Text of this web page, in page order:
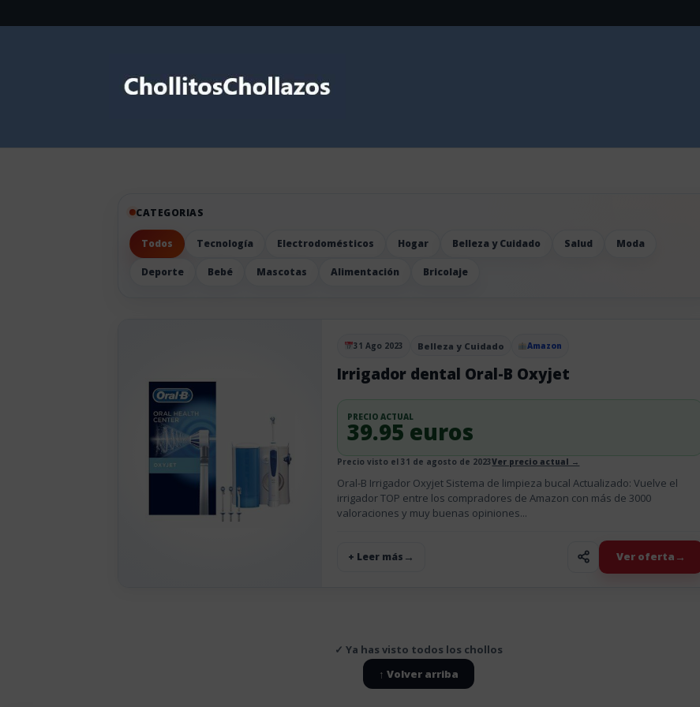
CATEGORIAS
Todos Tecnología Electrodomésticos Hogar Belleza y Cuidado Salud Moda
Deporte Bebé Mascotas Alimentación Bricolaje
Publicado el
31 Ago 2023 Belleza y Cuidado Amazon
Irrigador dental Oral-B Oxyjet
PRECIO ACTUAL
39.95 euros
Precio visto el 31 de agosto de 2023Ver precio actual →
Oral-B Irrigador Oxyjet Sistema de limpieza bucal Actualizado: Vuelve el
irrigador TOP entre los compradores de Amazon con más de 3000
valoraciones y muy buenas opiniones...
+ Leer más Ver oferta
✓ Ya has visto todos los chollos
↑ Volver arriba